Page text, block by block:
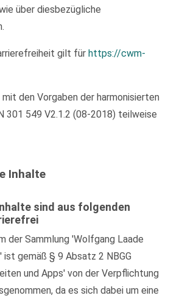
über diesbezügliche
gilt für https://cwm-
den Vorgaben der harmonisierten
301 549 V2.1.2 (08-2018) teilweise
Inhalte
sind aus folgenden
der Sammlung 'Wolfgang Laade
ist gemäß § 9 Absatz 2 NBGG
und Apps' von der Verpflichtung
da es sich dabei um eine